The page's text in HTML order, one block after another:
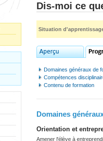
Dis-moi ce
Situation
Domaines généraux de
Compétences
Contenu de formation
Domaines
Orientation et
Amener l'élève à